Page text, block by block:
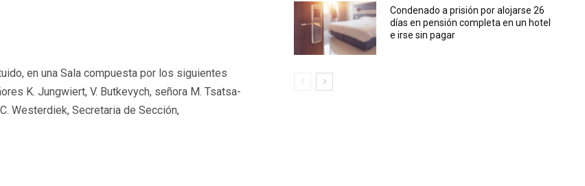
en una Sala compuesta por los siguientes
K. Jungwiert, V. Butkevych, señora M. Tsatsa-
Westerdiek, Secretaria de Sección,
Condenado a prisión por alojarse 26
días en pensión completa en un hotel
e irse sin pagar